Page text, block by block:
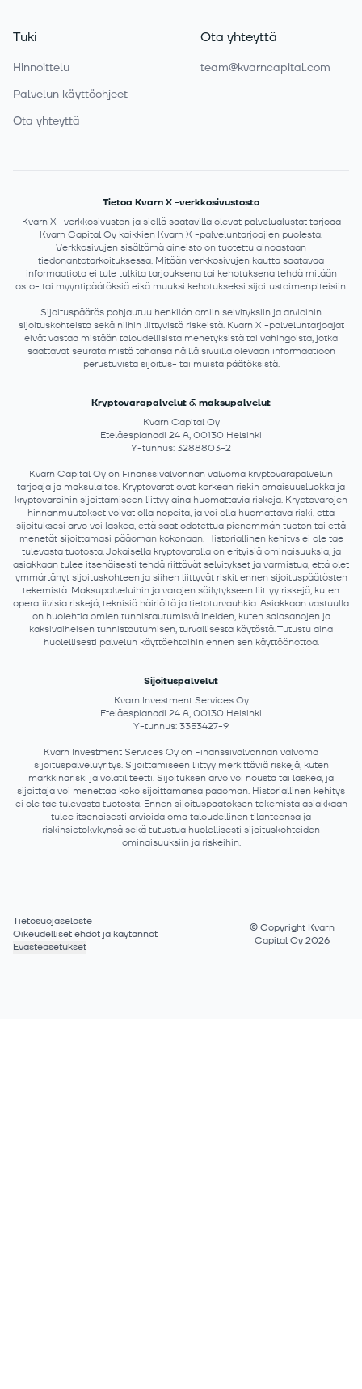
Tuki
Hinnoittelu
Palvelun käyttöohjeet
Ota yhteyttä
Ota yhteyttä
team@kvarncapital.com
Tietoa Kvarn X -verkkosivustosta
Kvarn X -verkkosivuston ja siellä saatavilla olevat palvelualustat tarjoaa
Kvarn Capital Oy kaikkien Kvarn X -palveluntarjoajien puolesta.
Verkkosivujen sisältämä aineisto on tuotettu ainoastaan
tiedonantotarkoituksessa. Mitään verkkosivujen kautta saatavaa
informaatiota ei tule tulkita tarjouksena tai kehotuksena tehdä mitään
osto- tai myyntipäätöksiä eikä muuksi kehotukseksi sijoitustoimenpiteisiin.
Sijoituspäätös pohjautuu henkilön omiin selvityksiin ja arvioihin
sijoituskohteista sekä niihin liittyvistä riskeistä. Kvarn X -palveluntarjoajat
eivät vastaa mistään taloudellisista menetyksistä tai vahingoista, jotka
saattavat seurata mistä tahansa näillä sivuilla olevaan informaatioon
perustuvista sijoitus- tai muista päätöksistä.
Kryptovarapalvelut & maksupalvelut
Kvarn Capital Oy
Eteläesplanadi 24 A, 00130 Helsinki
Y-tunnus: 3288803-2
Kvarn Capital Oy on Finanssivalvonnan valvoma kryptovarapalvelun
tarjoaja ja maksulaitos. Kryptovarat ovat korkean riskin omaisuusluokka ja
kryptovaroihin sijoittamiseen liittyy aina huomattavia riskejä. Kryptovarojen
hinnanmuutokset voivat olla nopeita, ja voi olla huomattava riski, että
sijoituksesi arvo voi laskea, että saat odotettua pienemmän tuoton tai että
menetät sijoittamasi pääoman kokonaan. Historiallinen kehitys ei ole tae
tulevasta tuotosta. Jokaisella kryptovaralla on erityisiä ominaisuuksia, ja
asiakkaan tulee itsenäisesti tehdä riittävät selvitykset ja varmistua, että olet
ymmärtänyt sijoituskohteen ja siihen liittyvät riskit ennen sijoituspäätösten
tekemistä. Maksupalveluihin ja varojen säilytykseen liittyy riskejä, kuten
operatiivisia riskejä, teknisiä häiriöitä ja tietoturvauhkia. Asiakkaan vastuulla
on huolehtia omien tunnistautumisvälineiden, kuten salasanojen ja
kaksivaiheisen tunnistautumisen, turvallisesta käytöstä. Tutustu aina
huolellisesti palvelun käyttöehtoihin ennen sen käyttöönottoa.
Sijoituspalvelut
Kvarn Investment Services Oy
Eteläesplanadi 24 A, 00130 Helsinki
Y-tunnus: 3353427-9
Kvarn Investment Services Oy on Finanssivalvonnan valvoma
sijoituspalveluyritys. Sijoittamiseen liittyy merkittäviä riskejä, kuten
markkinariski ja volatiliteetti. Sijoituksen arvo voi nousta tai laskea, ja
sijoittaja voi menettää koko sijoittamansa pääoman. Historiallinen kehitys
ei ole tae tulevasta tuotosta. Ennen sijoituspäätöksen tekemistä asiakkaan
tulee itsenäisesti arvioida oma taloudellinen tilanteensa ja
riskinsietokykynsä sekä tutustua huolellisesti sijoituskohteiden
ominaisuuksiin ja riskeihin.
Tietosuojaseloste
Oikeudelliset ehdot ja käytännöt
Evästeasetukset
©Copyright Kvarn
Capital Oy 2026